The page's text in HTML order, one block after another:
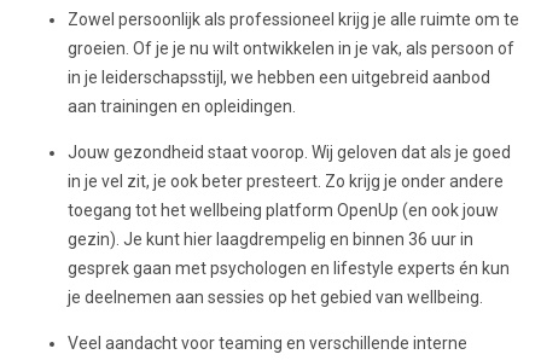
Zowel persoonlijk als professioneel krijg je alle ruimte om te
groeien. Of je je nu wilt ontwikkelen in je vak, als persoon of
in je leiderschapsstijl, we hebben een uitgebreid aanbod
aan trainingen en opleidingen.
Jouw gezondheid staat voorop. Wij geloven dat als je goed
in je vel zit, je ook beter presteert. Zo krijg je onder andere
toegang tot het wellbeing platform OpenUp (en ook jouw
gezin). Je kunt hier laagdrempelig en binnen 36 uur in
gesprek gaan met psychologen en lifestyle experts én kun
je deelnemen aan sessies op het gebied van wellbeing.
Veel aandacht voor teaming en verschillende interne